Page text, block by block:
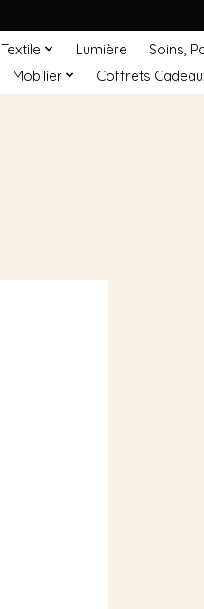
Textile Lumière Soins,
Mobilier Coffrets